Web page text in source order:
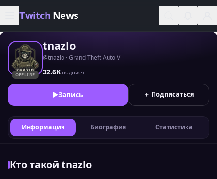
Skip to content
Twitch News
OFFLINE
tnazlo
@tnazlo · Grand Theft Auto V
32.6K подписч.
Запись ＋ Подписаться
Информация Биография Статистика
Кто такой tnazlo